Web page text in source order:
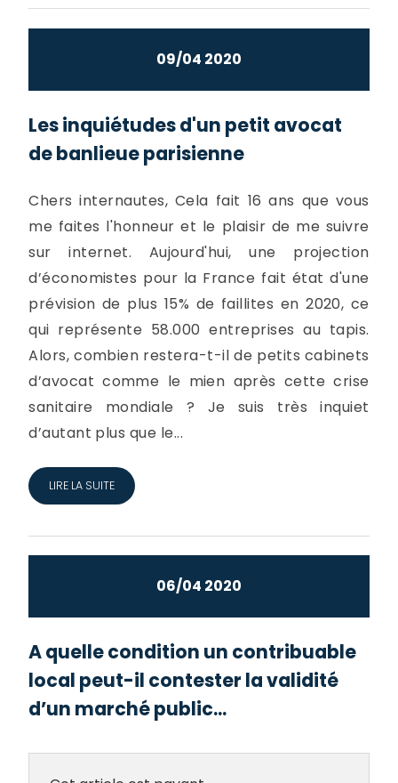
09/04 2020
Les inquiétudes d'un petit avocat
de banlieue parisienne
Chers internautes, Cela fait 16 ans que vous
me faites l'honneur et le plaisir de me suivre
sur internet. Aujourd'hui, une projection
d’économistes pour la France fait état d'une
prévision de plus 15% de faillites en 2020, ce
qui représente 58.000 entreprises au tapis.
Alors, combien restera-t-il de petits cabinets
d’avocat comme le mien après cette crise
sanitaire mondiale ? Je suis très inquiet
d’autant plus que le...
LIRE LA SUITE
06/04 2020
A quelle condition un contribuable
local peut-il contester la validité
d’un marché public...